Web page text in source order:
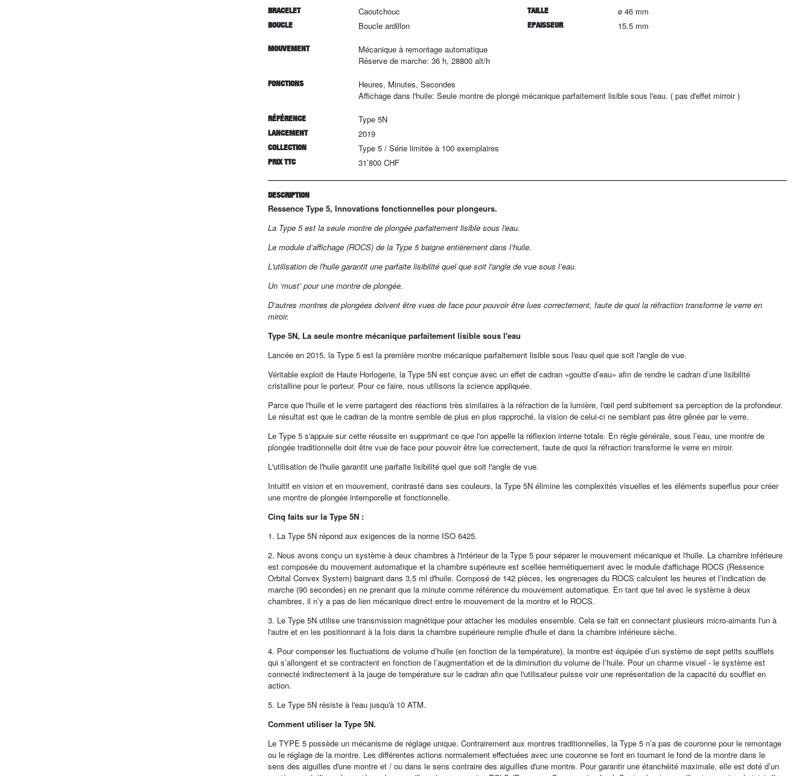
BRACELET Caoutchouc
BOUCLE Boucle ardillon
TAILLE ø 46 mm
EPAISSEUR 15.5 mm
MOUVEMENT
Mécanique à remontage automatique
Réserve de marche: 36 h, 28800 alt/h
FONCTIONS
Heures, Minutes, Secondes
Affichage dans l'huile: Seule montre de plongé mécanique parfaitement lisible sous l'eau. ( pas d'effet mirroir )
RÉFÉRENCE Type 5N
LANCEMENT 2019
COLLECTION Type 5 / Série limitée à 100 exemplaires
PRIX TTC 31’800 CHF
DESCRIPTION
Ressence Type 5, Innovations fonctionnelles pour plongeurs.
La Type 5 est la seule montre de plongée parfaitement lisible sous l'eau.
Le module d’affichage (ROCS) de la Type 5 baigne entièrement dans l’huile.
L'utilisation de l'huile garantit une parfaite lisibilité quel que soit l'angle de vue sous l’eau.
Un ‘must’ pour une montre de plongée.
D’autres montres de plongées doivent être vues de face pour pouvoir être lues correctement, faute de quoi la réfraction transforme le verre en
miroir.
Type 5N, La seule montre mécanique parfaitement lisible sous l'eau
Lancée en 2015, la Type 5 est la première montre mécanique parfaitement lisible sous l'eau quel que soit l'angle de vue.
Véritable exploit de Haute Horlogerie, la Type 5N est conçue avec un effet de cadran «goutte d’eau» afin de rendre le cadran d’une lisibilité
cristalline pour le porteur. Pour ce faire, nous utilisons la science appliquée.
Parce que l'huile et le verre partagent des réactions très similaires à la réfraction de la lumière, l'œil perd subitement sa perception de la profondeur.
Le résultat est que le cadran de la montre semble de plus en plus rapproché, la vision de celui-ci ne semblant pas être gênée par le verre.
Le Type 5 s'appuie sur cette réussite en supprimant ce que l'on appelle la réflexion interne totale. En règle générale, sous l’eau, une montre de
plongée traditionnelle doit être vue de face pour pouvoir être lue correctement, faute de quoi la réfraction transforme le verre en miroir.
L'utilisation de l'huile garantit une parfaite lisibilité quel que soit l'angle de vue.
Intuitif en vision et en mouvement, contrasté dans ses couleurs, la Type 5N élimine les complexités visuelles et les éléments superflus pour créer
une montre de plongée intemporelle et fonctionnelle.
Cinq faits sur la Type 5N :
1. La Type 5N répond aux exigences de la norme ISO 6425.
2. Nous avons conçu un système à deux chambres à l'intérieur de la Type 5 pour séparer le mouvement mécanique et l'huile. La chambre inférieure
est composée du mouvement automatique et la chambre supérieure est scellée hermétiquement avec le module d'affichage ROCS (Ressence
Orbital Convex System) baignant dans 3,5 ml d'huile. Composé de 142 pièces, les engrenages du ROCS calculent les heures et l’indication de
marche (90 secondes) en ne prenant que la minute comme référence du mouvement automatique. En tant que tel avec le système à deux
chambres, il n’y a pas de lien mécanique direct entre le mouvement de la montre et le ROCS.
3. Le Type 5N utilise une transmission magnétique pour attacher les modules ensemble. Cela se fait en connectant plusieurs micro-aimants l'un à
l'autre et en les positionnant à la fois dans la chambre supérieure remplie d'huile et dans la chambre inférieure sèche.
4. Pour compenser les fluctuations de volume d’huile (en fonction de la température), la montre est équipée d’un système de sept petits soufflets
qui s’allongent et se contractent en fonction de l’augmentation et de la diminution du volume de l’huile. Pour un charme visuel - le système est
connecté indirectement à la jauge de température sur le cadran afin que l'utilisateur puisse voir une représentation de la capacité du soufflet en
action.
5. Le Type 5N résiste à l'eau jusqu'à 10 ATM.
Comment utiliser la Type 5N.
Le TYPE 5 possède un mécanisme de réglage unique. Contrairement aux montres traditionnelles, la Type 5 n’a pas de couronne pour le remontage
ou le réglage de la montre. Les différentes actions normalement effectuées avec une couronne se font en tournant le fond de la montre dans le
sens des aiguilles d'une montre et / ou dans le sens contraire des aiguilles d'une montre. Pour garantir une étanchéité maximale, elle est doté d’un